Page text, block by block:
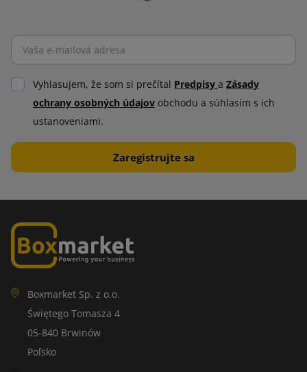
Vyhlasujem, že som si prečítal Predpisy a Zásady
ochrany osobných údajov obchodu a súhlasím s ich
ustanoveniami.
Boxmarket Sp. z o.o.
Świętego Tomasza 4
05-840 Brwinów
Poľsko